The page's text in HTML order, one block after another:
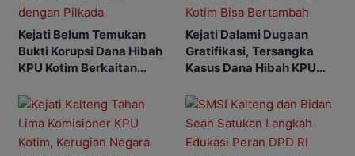
Kejati Belum Temukan
Bukti Korupsi Dana Hibah
KPU Kotim Berkaitan
Kejati Dalami Dugaan
Gratifikasi, Tersangka
Kasus Dana Hibah KPU